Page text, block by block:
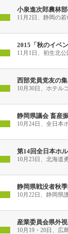
小泉進次郎農林
11月2日、静岡の
2015「秋のイベ
11月1日、初生北
西部党員党友の
10月30日、ホテル
静岡県議会 畜産
10月24日、全日本
第14回全日本ホ
10月23日、北海道
静岡県戦没者秋
10月22日、静岡県
産業委員会県外
10月19・20日、